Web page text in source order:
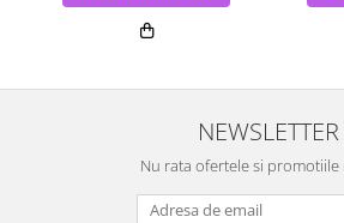
NEWSLETTER
Nu rata ofertele si